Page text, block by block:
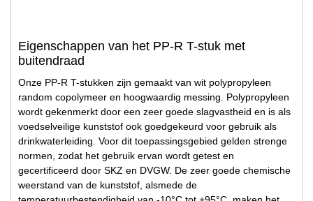
Eigenschappen van het PP-R T-stuk met
buitendraad
Onze PP-R T-stukken zijn gemaakt van wit polypropyleen
random copolymeer en hoogwaardig messing. Polypropyleen
wordt gekenmerkt door een zeer goede slagvastheid en is als
voedselveilige kunststof ook goedgekeurd voor gebruik als
drinkwaterleiding. Voor dit toepassingsgebied gelden strenge
normen, zodat het gebruik ervan wordt getest en
gecertificeerd door SKZ en DVGW. De zeer goede chemische
weerstand van de kunststof, alsmede de